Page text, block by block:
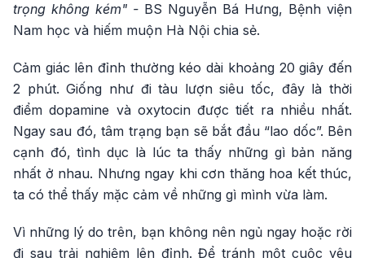
trọng không kém" - BS Nguyễn Bá Hưng, Bệnh viện
Nam học và hiếm muộn Hà Nội chia sẻ.
Cảm giác lên đỉnh thường kéo dài khoảng 20 giây đến
2 phút. Giống như đi tàu lượn siêu tốc, đây là thời
điểm dopamine và oxytocin được tiết ra nhiều nhất.
Ngay sau đó, tâm trạng bạn sẽ bắt đầu “lao dốc”. Bên
cạnh đó, tình dục là lúc ta thấy những gì bản năng
nhất ở nhau. Nhưng ngay khi cơn thăng hoa kết thúc,
ta có thể thấy mặc cảm về những gì mình vừa làm.
Vì những lý do trên, bạn không nên ngủ ngay hoặc rời
đi sau trải nghiệm lên đỉnh. Để tránh một cuộc yêu